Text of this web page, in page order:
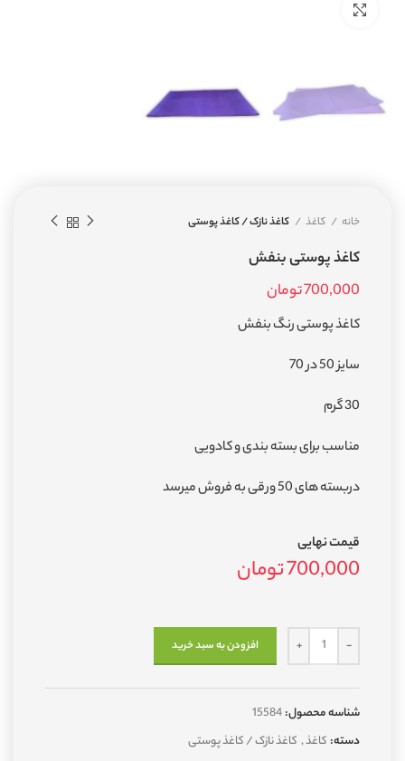
خانه کاغذ کاغذ نازک / کاغذ پوستی
کاغذ پوستی بنفش
700,000تومان
کاغذ پوستی رنگ بنفش
سایز 50 در 70
30 گرم
مناسب برای بسته بندی و کادویی
دربسته های 50 ورقی به فروش میرسد
قیمت نهایی
700,000تومان
افزودن به سبد خرید
شناسه محصول:15584
دسته: کاغذ, کاغذ نازک / کاغذ پوستی